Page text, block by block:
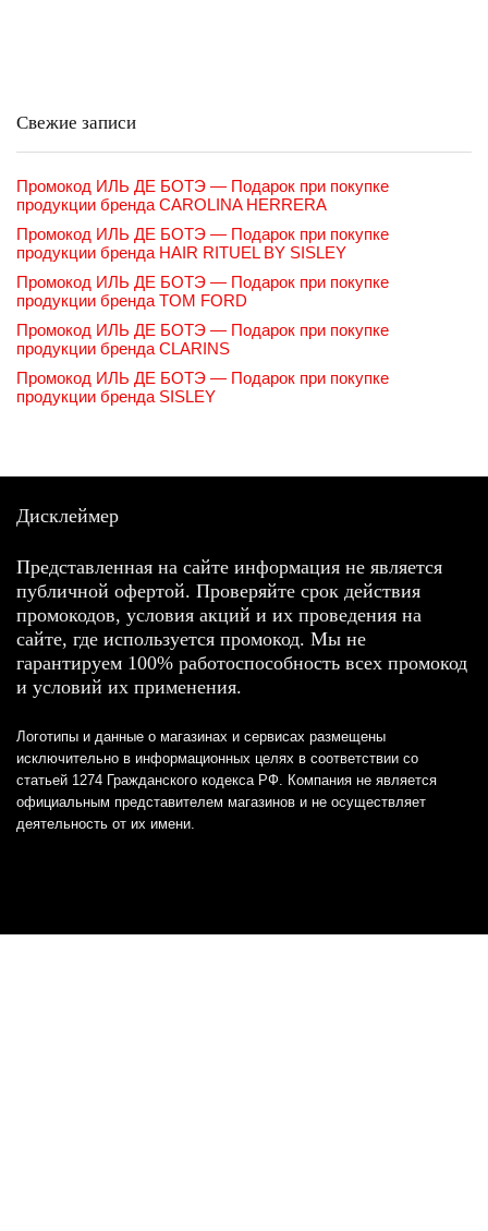
Свежие записи
Промокод ИЛЬ ДЕ БОТЭ — Подарок при покупке
продукции бренда CAROLINA HERRERA
Промокод ИЛЬ ДЕ БОТЭ — Подарок при покупке
продукции бренда HAIR RITUEL BY SISLEY
Промокод ИЛЬ ДЕ БОТЭ — Подарок при покупке
продукции бренда TOM FORD
Промокод ИЛЬ ДЕ БОТЭ — Подарок при покупке
продукции бренда CLARINS
Промокод ИЛЬ ДЕ БОТЭ — Подарок при покупке
продукции бренда SISLEY
Дисклеймер
Представленная на сайте информация не является
публичной офертой. Проверяйте срок действия
промокодов, условия акций и их проведения на
сайте, где используется промокод. Мы не
гарантируем 100% работоспособность всех промокод
и условий их применения.
Логотипы и данные о магазинах и сервисах размещены
исключительно в информационных целях в соответствии со
статьей 1274 Гражданского кодекса РФ. Компания не является
официальным представителем магазинов и не осуществляет
деятельность от их имени.